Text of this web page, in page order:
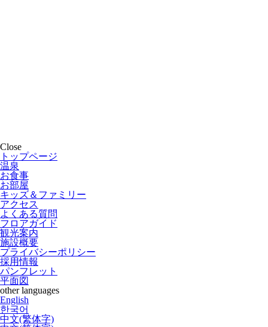
Close
トップページ
温泉
お食事
お部屋
キッズ＆ファミリー
アクセス
よくある質問
フロアガイド
観光案内
施設概要
プライバシーポリシー
採用情報
パンフレット
平面図
other languages
English
한국어
中文(繁体字)